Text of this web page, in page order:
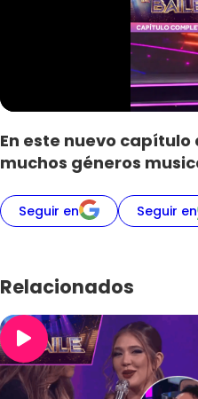
En este nuevo
muchos géneros
Seguir en Seguir en
Relacionados